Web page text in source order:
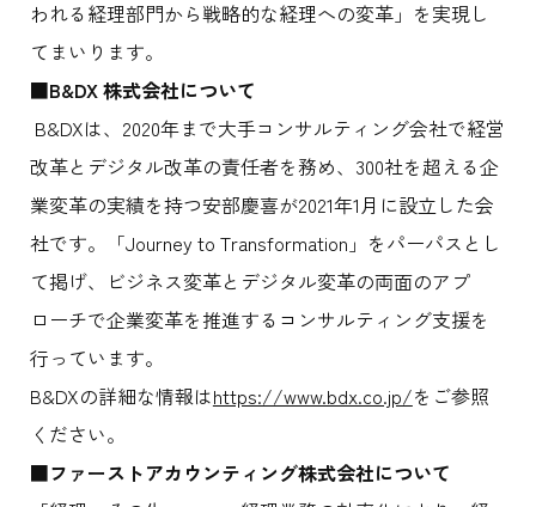
われる経理部門から戦略的な経理への変革」を実現し
てまいります。
■B&DX 株式会社について
B&DXは、2020年まで大手コンサルティング会社で経営
改革とデジタル改革の責任者を務め、300社を超える企
業変革の実績を持つ安部慶喜が2021年1月に設立した会
社です。「Journey to Transformation」をパーパスとし
て掲げ、ビジネス変革とデジタル変革の両面のアプ
ローチで企業変革を推進するコンサルティング支援を
行っています。
B&DXの詳細な情報はhttps://www.bdx.co.jp/をご参照
ください。
■ファーストアカウンティング株式会社について